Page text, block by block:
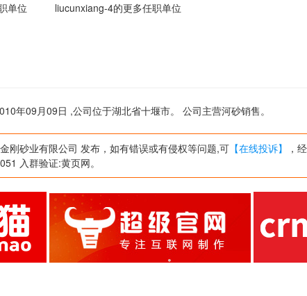
单位 liucunxiang-4的更多任职单位
年09月09日 ,公司位于湖北省十堰市。 公司主营河砂销售。
刚砂业有限公司 发布，如有错误或有侵权等问题,可 【在线投诉】
，
入群验证:黄页网。